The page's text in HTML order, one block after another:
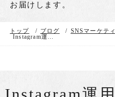
お届けします。
トップ / ブログ / SNSマーケテ
Instagram運...